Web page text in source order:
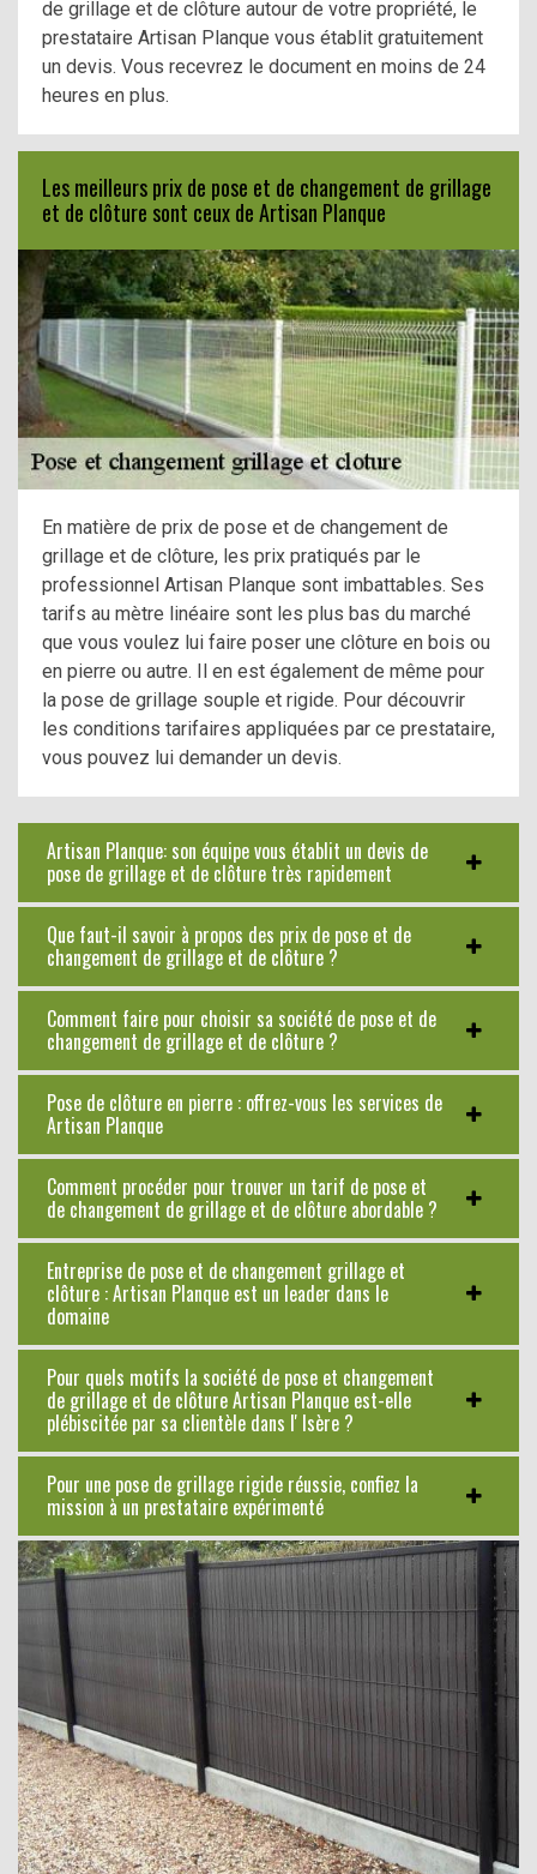
de grillage et de clôture autour de votre propriété, le
prestataire Artisan Planque vous établit gratuitement
un devis. Vous recevrez le document en moins de 24
heures en plus.
Les meilleurs prix de pose et de changement de grillage
et de clôture sont ceux de Artisan Planque
En matière de prix de pose et de changement de
grillage et de clôture, les prix pratiqués par le
professionnel Artisan Planque sont imbattables. Ses
tarifs au mètre linéaire sont les plus bas du marché
que vous voulez lui faire poser une clôture en bois ou
en pierre ou autre. Il en est également de même pour
la pose de grillage souple et rigide. Pour découvrir
les conditions tarifaires appliquées par ce prestataire,
vous pouvez lui demander un devis.
Artisan Planque: son équipe vous établit un devis de
pose de grillage et de clôture très rapidement
Que faut-il savoir à propos des prix de pose et de
changement de grillage et de clôture ?
Comment faire pour choisir sa société de pose et de
changement de grillage et de clôture ?
Pose de clôture en pierre : offrez-vous les services de
Artisan Planque
Comment procéder pour trouver un tarif de pose et
de changement de grillage et de clôture abordable ?
Entreprise de pose et de changement grillage et
clôture : Artisan Planque est un leader dans le
domaine
Pour quels motifs la société de pose et changement
de grillage et de clôture Artisan Planque est-elle
plébiscitée par sa clientèle dans l' Isère ?
Pour une pose de grillage rigide réussie, confiez la
mission à un prestataire expérimenté